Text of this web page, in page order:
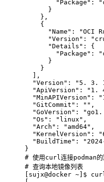
"Package":
      }
    },
    {
"Name": "OCI
"Version":
      "Details": {
"Package":
      }
    }
  ],
"Version": "5. 3.
"ApiVersion": "1.
"MinAPIVersion":
  "GitCommit": "",
"GoVersion": "go1.
  "Os": "linux",
  "Arch": "amd64",
"KernelVersion":
"BuildTime":
}
# 使用curl连接podman的
# 查询本地镜像列表
[sujx@docker ~]$